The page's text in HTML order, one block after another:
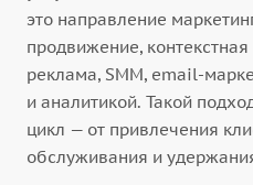
это направление
продвижение,
реклама, SMM, email-
и аналитикой. Такой
цикл — от привлечения
обслуживания и